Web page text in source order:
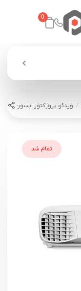
0
ویدئو پروژکتور اپسون EPSON EB-S39
تمام شد